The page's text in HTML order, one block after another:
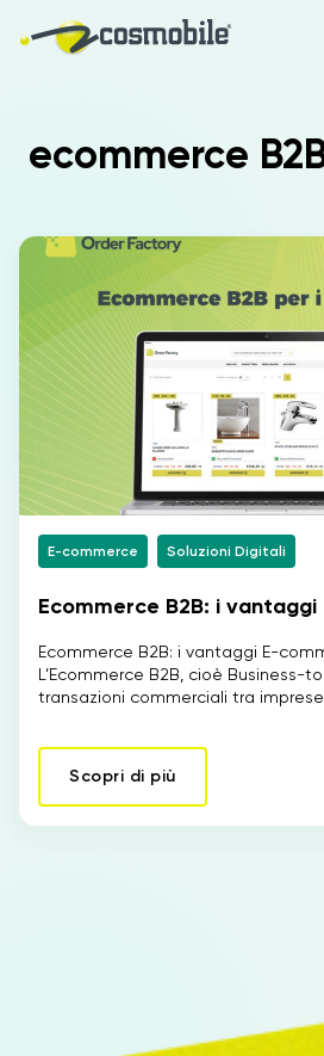
Home
News
Case Study
Webinar
Company
IT
ecommerce
E-commerce Soluzioni Digitali
Ecommerce B2B: i vantaggi
Ecommerce B2B: i vantaggi E-
L’Ecommerce B2B, cioè Business-
transazioni commerciali tra imprese.
Scopri di più